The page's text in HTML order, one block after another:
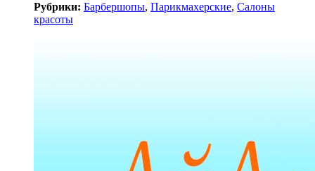
Рубрики: Барбершопы, Парикмахерские, Салоны
красоты